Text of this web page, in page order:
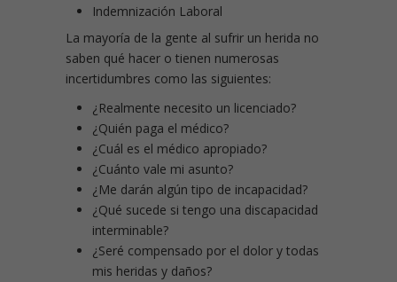
Indemnización Laboral
La mayoría de la gente al sufrir un herida no
saben qué hacer o tienen numerosas
incertidumbres como las siguientes:
¿Realmente necesito un licenciado?
¿Quién paga el médico?
¿Cuál es el médico apropiado?
¿Cuánto vale mi asunto?
¿Me darán algún tipo de incapacidad?
¿Qué sucede si tengo una discapacidad
interminable?
¿Seré compensado por el dolor y todas
mis heridas y daños?